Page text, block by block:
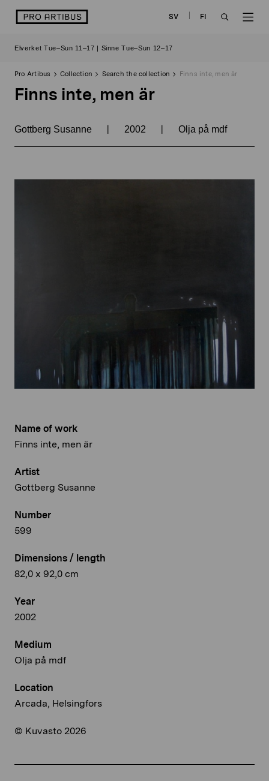
logo SV
FI
Elverket Tue–Sun 11–17 | Sinne Tue–Sun 12–17
Pro Artibus Collection Search the collection Finns inte, men är
Finns inte, men är
Gottberg Susanne | 2002 | Olja på mdf
Name of work
Finns inte, men är
Artist
Gottberg Susanne
Number
599
Dimensions / length
82,0 x 92,0 cm
Year
2002
Medium
Olja på mdf
Location
Arcada, Helsingfors
© Kuvasto 2026